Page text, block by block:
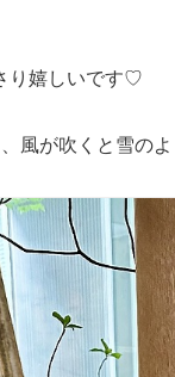
り嬉しいです♡
風が吹くと雪の